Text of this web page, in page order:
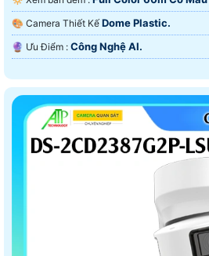
🎨 Camera Thiết Kế Dome Plastic.
️🔮 Ưu Điểm : Công Nghệ AI.